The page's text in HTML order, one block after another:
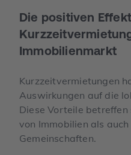
Die positiven
Immobilienmarkt
Kurzzeitvermietungen
Auswirkungen auf die
Diese Vorteile betreffen
von Immobilien als
Gemeinschaften.